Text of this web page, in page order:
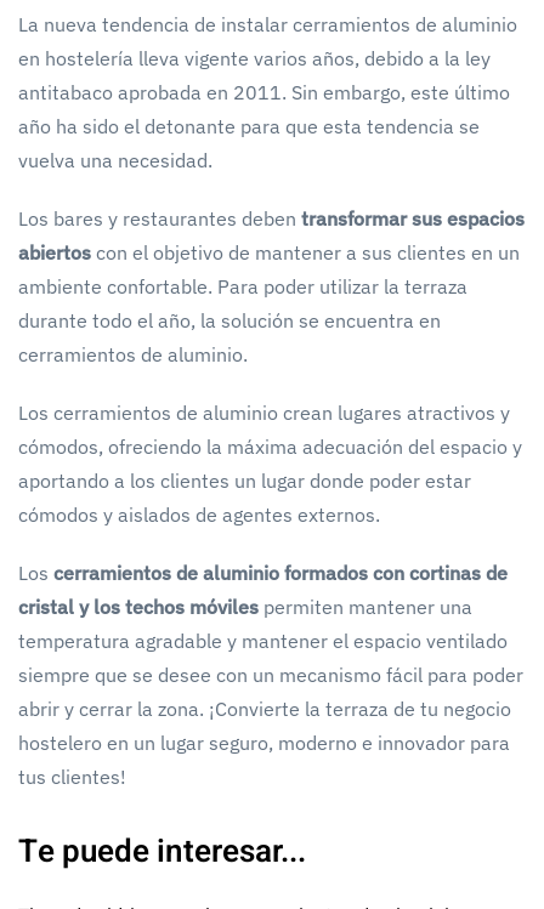
La nueva tendencia de instalar cerramientos de aluminio
en hostelería lleva vigente varios años, debido a la ley
antitabaco aprobada en 2011. Sin embargo, este último
año ha sido el detonante para que esta tendencia se
vuelva una necesidad.
Los bares y restaurantes deben transformar sus espacios
abiertos con el objetivo de mantener a sus clientes en un
ambiente confortable. Para poder utilizar la terraza
durante todo el año, la solución se encuentra en
cerramientos de aluminio.
Los cerramientos de aluminio crean lugares atractivos y
cómodos, ofreciendo la máxima adecuación del espacio y
aportando a los clientes un lugar donde poder estar
cómodos y aislados de agentes externos.
Los cerramientos de aluminio formados con cortinas de
cristal y los techos móviles permiten mantener una
temperatura agradable y mantener el espacio ventilado
siempre que se desee con un mecanismo fácil para poder
abrir y cerrar la zona. ¡Convierte la terraza de tu negocio
hostelero en un lugar seguro, moderno e innovador para
tus clientes!
Te puede interesar...